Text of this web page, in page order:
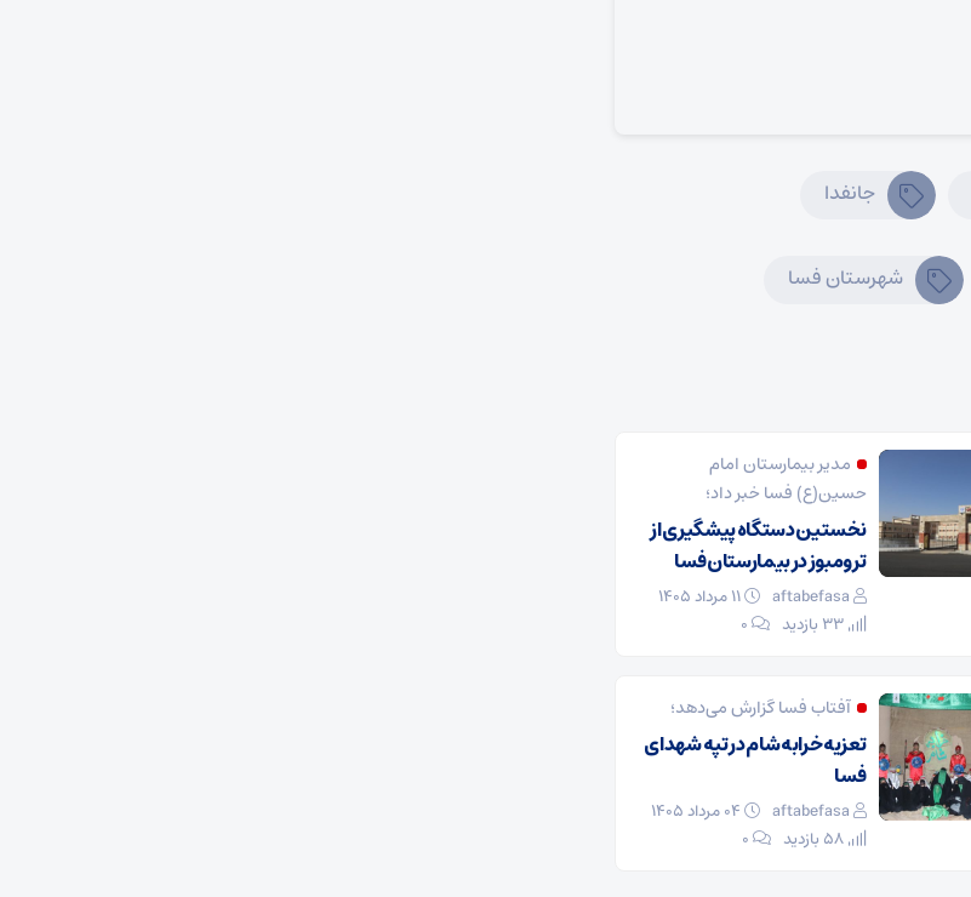
جانفدا
شهرستان فسا
مدیر بیمارستان امام
حسین(ع) فسا خبر داد؛
نخستین دستگاه پیشگیری از
ترومبوز در بیمارستان فسا
aftabefasa
۱۱ مرداد ۱۴۰۵
33 بازدید
۰
آفتاب فسا گزارش می‌دهد؛
تعزیه خرابه شام در تپه شهدای
فسا
aftabefasa
58 بازدید
۰